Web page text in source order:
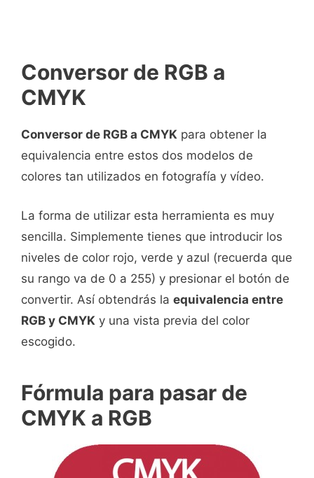
Conversor de RGB a
CMYK
Conversor de RGB a CMYK para obtener la
equivalencia entre estos dos modelos de
colores tan utilizados en fotografía y vídeo.
La forma de utilizar esta herramienta es muy
sencilla. Simplemente tienes que introducir los
niveles de color rojo, verde y azul (recuerda que
su rango va de 0 a 255) y presionar el botón de
convertir. Así obtendrás la equivalencia entre
RGB y CMYK y una vista previa del color
escogido.
Fórmula para pasar de
CMYK a RGB